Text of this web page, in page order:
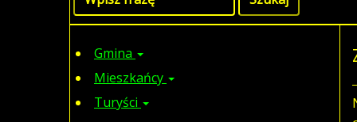
Gmina
Mieszkańcy
Turyści